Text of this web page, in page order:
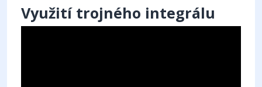
Využití trojného integrálu